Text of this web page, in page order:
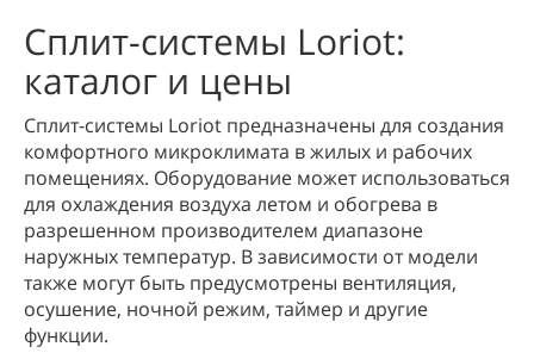
Сплит-системы Loriot:
каталог и цены
Сплит-системы Loriot предназначены для создания
комфортного микроклимата в жилых и рабочих
помещениях. Оборудование может использоваться
для охлаждения воздуха летом и обогрева в
разрешенном производителем диапазоне
наружных температур. В зависимости от модели
также могут быть предусмотрены вентиляция,
осушение, ночной режим, таймер и другие
функции.